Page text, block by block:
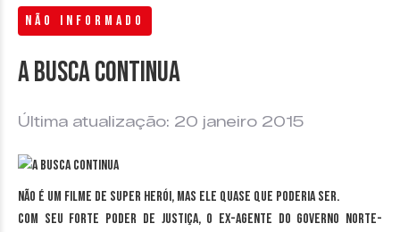
NÃO INFORMADO
A busca continua
Última atualização: 20 janeiro 2015
Não é um filme de super herói, mas ele quase que poderia ser.
Com seu forte poder de justiça, o ex-agente do governo norte-